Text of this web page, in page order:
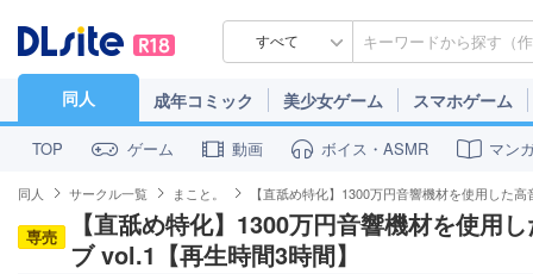
すべて
同人 成年コミック 美少女ゲーム スマホゲーム
TOP ゲーム 動画 ボイス・ASMR マン
同人 サークル一覧 まこと。 【直舐め特化】1300万円音響機材を使用した
専売
【直舐め特化】1300万円音響機材を使用
ブ vol.1【再生時間3時間】